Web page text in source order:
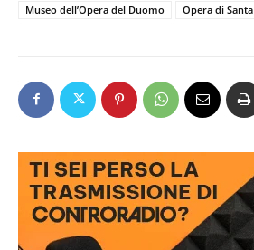
Museo dell’Opera del Duomo
Opera di